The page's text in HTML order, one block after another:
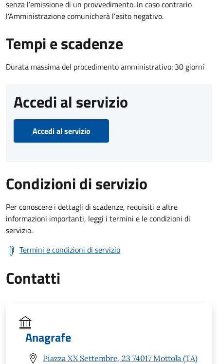
senza l’emissione di un provvedimento. In caso contrario
l’Amministrazione comunicherà l’esito negativo.
Tempi e scadenze
Durata massima del procedimento amministrativo: 30 giorni
Accedi al servizio
Accedi al servizio
Condizioni di servizio
Per conoscere i dettagli di scadenze, requisiti e altre
informazioni importanti, leggi i termini e le condizioni di
servizio.
Termini e condizioni di servizio
Contatti
Anagrafe
Piazza XX Settembre, 23 74017 Mottola (TA)